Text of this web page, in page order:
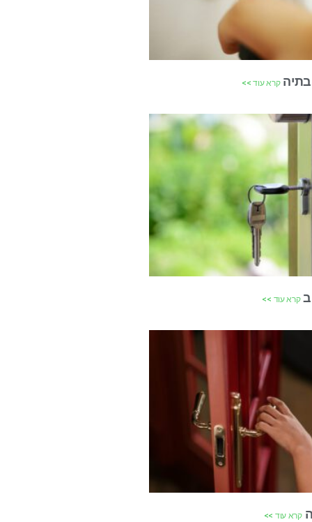
בתיהקרא עוד >>
קרא עוד >>
קרא עוד >>